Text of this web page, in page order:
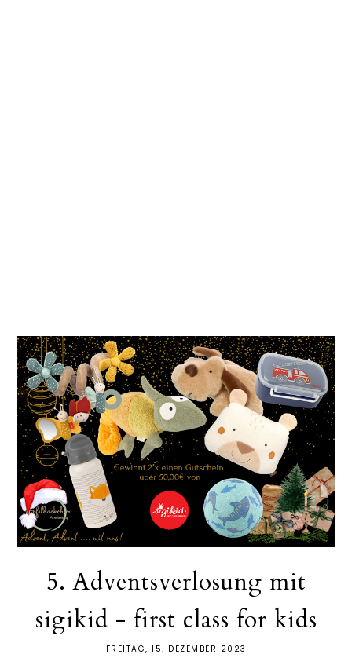
5. Adventsverlosung mit
sigikid - first class for kids
FREITAG, 15. DEZEMBER 2023